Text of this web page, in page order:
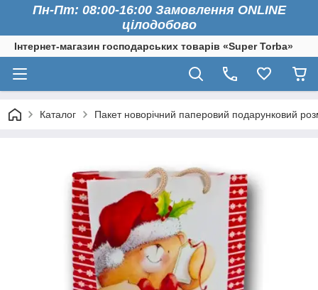
Пн-Пт: 08:00-16:00 Замовлення ONLINE
цілодобово
Інтернет-магазин господарських товарів «Super Torba»
Каталог Пакет новорічний паперовий подарунковий